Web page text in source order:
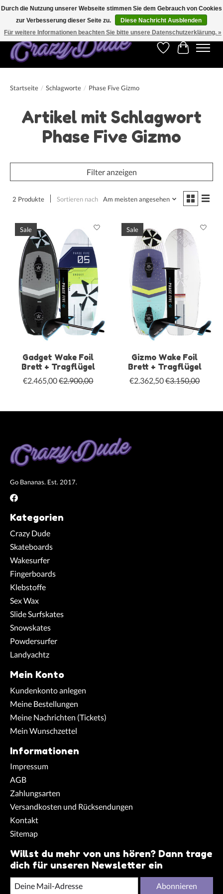
Kostenfreier Versand für Bestellungen ab 250 €. Weltweite Lieferung!
Wunschzettel
Ihr
Startseite / Schlagworte / Phase Five Gizmo
Artikel mit Schlagwort
Phase Five Gizmo
Filter anzeigen
2 Produkte Sortieren nach Am meisten angesehen
Sale
Gadget Wake Foil
Brett + Tragflügel
€2.465,00€2.900,00
Sale
Gizmo Wake Foil
Brett + Tragflügel
€2.362,50€3.150,00
Go Bananas. Est. 2017.
Kategorien
Crazy Dude
Skateboards
Wakesurfer
Fingerboards
Klebstoffe
Sex Wax
Slide Surfskates
Snowskates
Powdersurfer
Landyachtz
Mein Konto
Kundenkonto anlegen
Meine Bestellungen
Meine Nachrichten (Tickets)
Mein Wunschzettel
Informationen
Impressum
AGB
Zahlungsarten
Versandkosten und Rücksendungen
Kontakt
Sitemap
Willst du mehr von uns hören? Dann trage
dich für unseren Newsletter ein
Abonnieren
Durch die Nutzung unserer Webseite stimmen Sie dem Gebrauch von Cookies
zur Verbesserung dieser Seite zu.
Diese Nachricht Ausblenden
Für weitere Informationen beachten Sie bitte unsere Datenschutzerklärung. »